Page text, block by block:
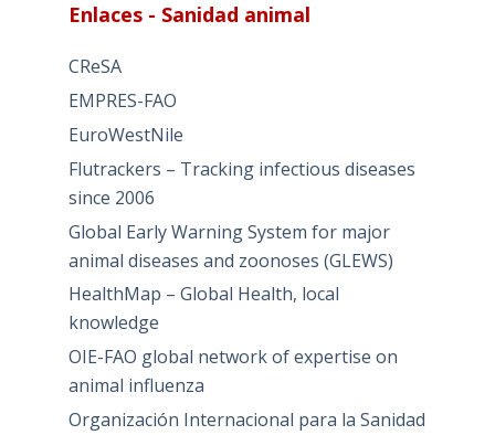
Enlaces - Sanidad animal
CReSA
EMPRES-FAO
EuroWestNile
Flutrackers – Tracking infectious diseases
since 2006
Global Early Warning System for major
animal diseases and zoonoses (GLEWS)
HealthMap – Global Health, local
knowledge
OIE-FAO global network of expertise on
animal influenza
Organización Internacional para la Sanidad